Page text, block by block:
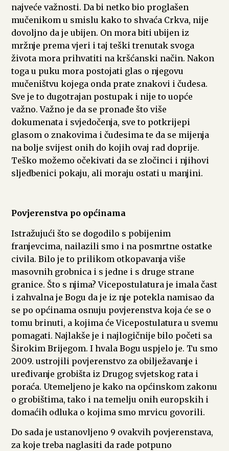
najveće važnosti. Da bi netko bio proglašen
mučenikom u smislu kako to shvaća Crkva, nije
dovoljno da je ubijen. On mora biti ubijen iz
mržnje prema vjeri i taj teški trenutak svoga
života mora prihvatiti na kršćanski način. Nakon
toga u puku mora postojati glas o njegovu
mučeništvu kojega onda prate znakovi i čudesa.
Sve je to dugotrajan postupak i nije to uopće
važno. Važno je da se pronađe što više
dokumenata i svjedočenja, sve to potkrijepi
glasom o znakovima i čudesima te da se mijenja
na bolje svijest onih do kojih ovaj rad doprije.
Teško možemo očekivati da se zločinci i njihovi
sljedbenici pokaju, ali moraju ostati u manjini.
Povjerenstva po općinama
Istražujući što se dogodilo s pobijenim
franjevcima, nailazili smo i na posmrtne ostatke
civila. Bilo je to prilikom otkopavanja više
masovnih grobnica i s jedne i s druge strane
granice. Što s njima? Vicepostulatura je imala čast
i zahvalna je Bogu da je iz nje potekla namisao da
se po općinama osnuju povjerenstva koja će se o
tomu brinuti, a kojima će Vicepostulatura u svemu
pomagati. Najlakše je i najlogičnije bilo početi sa
Širokim Brijegom. I hvala Bogu uspjelo je. Tu smo
2009. ustrojili povjerenstvo za obilježavanje i
uređivanje grobišta iz Drugog svjetskog rata i
poraća. Utemeljeno je kako na općinskom zakonu
o grobištima, tako i na temelju onih europskih i
domaćih odluka o kojima smo mrvicu govorili.
Do sada je ustanovljeno 9 ovakvih povjerenstava,
za koje treba naglasiti da rade potpuno